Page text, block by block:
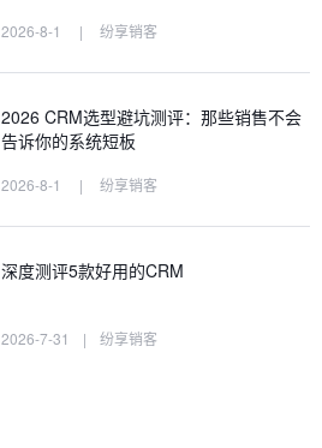
2026-8-1 | 纷享销客
2026 CRM选型避坑测评：那些销售不会
告诉你的系统短板
2026-8-1 | 纷享销客
深度测评5款好用的CRM
2026-7-31 | 纷享销客